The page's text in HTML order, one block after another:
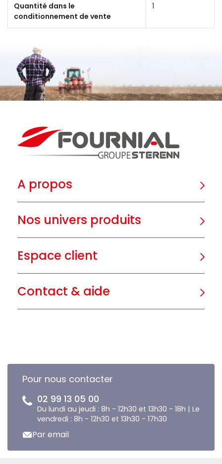
Quantité dans le
conditionnement de vente
1
A propos
Nos univers produits
Espace client
Contact & aide
Pour nous contacter
02 99 13 05 00
Du lundi au jeudi : 8h - 12h30 et 13h30 - 18h | Le
vendredi : 8h - 12h30 et 13h30 - 17h30
Par email